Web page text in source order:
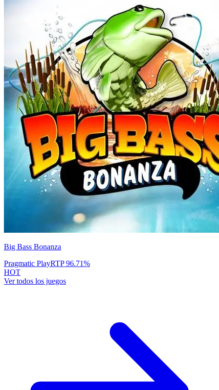
Big Bass Bonanza
Pragmatic PlayRTP96.71%
HOT
Ver todos los juegos